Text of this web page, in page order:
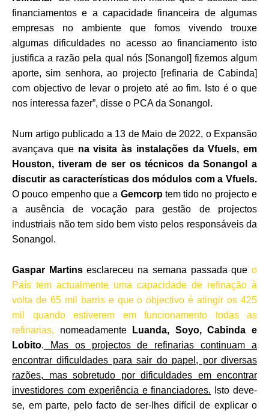
financiamentos e a capacidade financeira de algumas
empresas no ambiente que fomos vivendo trouxe
algumas dificuldades no acesso ao financiamento isto
justifica a razão pela qual nós [Sonangol] fizemos algum
aporte, sim senhora, ao projecto [refinaria de Cabinda]
com objectivo de levar o projeto até ao fim. Isto é o que
nos interessa fazer”, disse o PCA da Sonangol.
Num artigo publicado a 13 de Maio de 2022, o Expansão
avançava que na visita às instalações da Vfuels, em
Houston, tiveram de ser os técnicos da Sonangol a
discutir as características dos módulos com a Vfuels.
O pouco empenho que a Gemcorptem tido no projecto e
a ausência de vocação para gestão de projectos
industriais não tem sido bem visto pelos responsáveis da
Sonangol.
Gaspar Martinsesclareceu na semana passada que o
País tem actualmente uma capacidade de refinação à
volta de 65 mil barris e que o objectivo é atingir os 425
mil quando estiverem em funcionamento todas as
refinarias, nomeadamente
Luanda, Soyo, Cabinda e
Lobito. Mas os projectos de refinarias continuam a
encontrar dificuldades para sair do papel, por diversas
razões, mas sobretudo por dificuldades em encontrar
investidores com experiência e financiadores. Isto deve-
se, em parte, pelo facto de ser-lhes difícil de explicar o